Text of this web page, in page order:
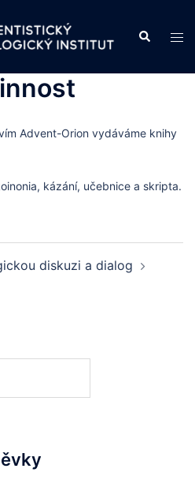
Search
Advent-Orion vydáváme knihy
kázání, učebnice a skripta.
diskuzi a dialog